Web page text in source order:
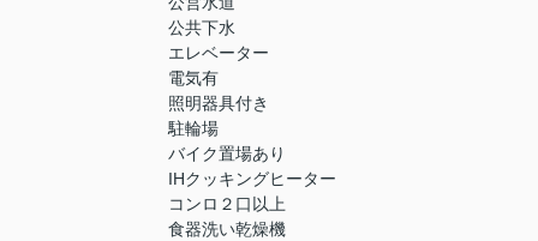
公共下水
エレベーター
電気有
照明器具付き
駐輪場
バイク置場あり
IHクッキングヒーター
コンロ２口以上
食器洗い乾燥機